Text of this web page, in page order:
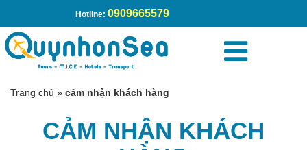
Hotline: 0909665579
Trang chủ » cảm nhận khách hàng
CẢM NHẬN KHÁCH